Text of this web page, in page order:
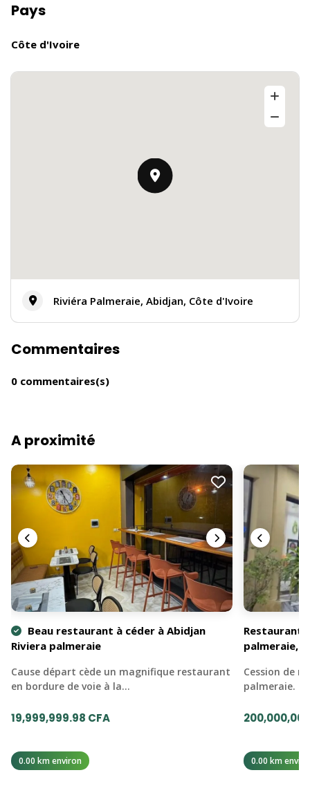
Pays
Côte d'Ivoire
Riviéra Palmeraie, Abidjan, Côte d'Ivoire
Commentaires
0 commentaires(s)
A proximité
Beau restaurant à céder à Abidjan
Riviera palmeraie
Cause départ cède un magnifique restaurant
en bordure de voie à la…
19,999,999.98 CFA
0.00 km environ
Restaurants
palmeraie,
Cession de
palmeraie.
0.00 km